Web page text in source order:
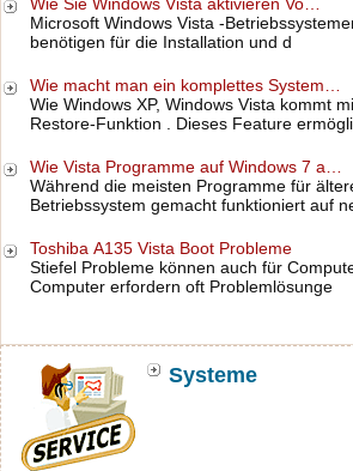
Microsoft Windows Vista -
benötigen für die Installation und d
Wie macht man ein komplettes System…
Wie Windows XP, Windows Vista kommt
Restore-Funktion . Dieses Feature
Wie Vista Programme auf Windows 7 a…
Während die meisten Programme für
Betriebssystem gemacht funktioniert auf
Toshiba A135 Vista Boot Probleme
Stiefel Probleme können auch für
Computer erfordern oft Problemlösunge
Systeme